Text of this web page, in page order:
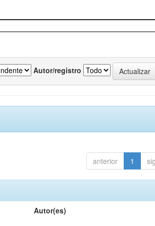
Autor/registro
anterior 1
Autor(es)